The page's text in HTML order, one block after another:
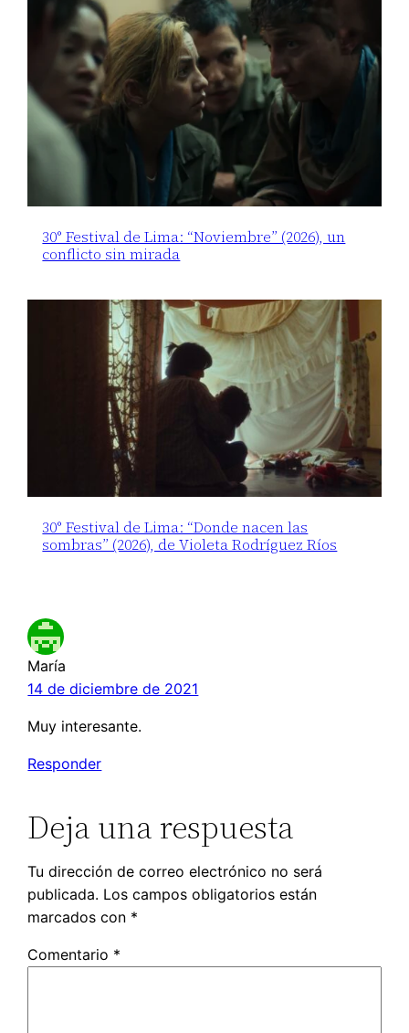
30° Festival de Lima: “Noviembre” (2026), un
conflicto sin mirada
30° Festival de Lima: “Donde nacen las
sombras” (2026), de Violeta Rodríguez Ríos
María
14 de diciembre de 2021
Muy interesante.
Responder
Deja una respuesta
Tu dirección de correo electrónico no será
publicada. Los campos obligatorios están
marcados con *
Comentario *